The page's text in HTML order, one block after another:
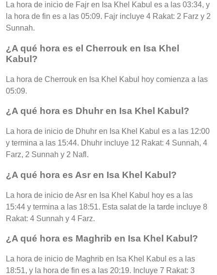
La hora de inicio de Fajr en Isa Khel Kabul es a las 03:34, y
la hora de fin es a las 05:09. Fajr incluye 4 Rakat: 2 Farz y 2
Sunnah.
¿A qué hora es el Cherrouk en Isa Khel
Kabul?
La hora de Cherrouk en Isa Khel Kabul hoy comienza a las
05:09.
¿A qué hora es Dhuhr en Isa Khel Kabul?
La hora de inicio de Dhuhr en Isa Khel Kabul es a las 12:00
y termina a las 15:44. Dhuhr incluye 12 Rakat: 4 Sunnah, 4
Farz, 2 Sunnah y 2 Nafl.
¿A qué hora es Asr en Isa Khel Kabul?
La hora de inicio de Asr en Isa Khel Kabul hoy es a las
15:44 y termina a las 18:51. Esta salat de la tarde incluye 8
Rakat: 4 Sunnah y 4 Farz.
¿A qué hora es Maghrib en Isa Khel Kabul?
La hora de inicio de Maghrib en Isa Khel Kabul es a las
18:51, y la hora de fin es a las 20:19. Incluye 7 Rakat: 3